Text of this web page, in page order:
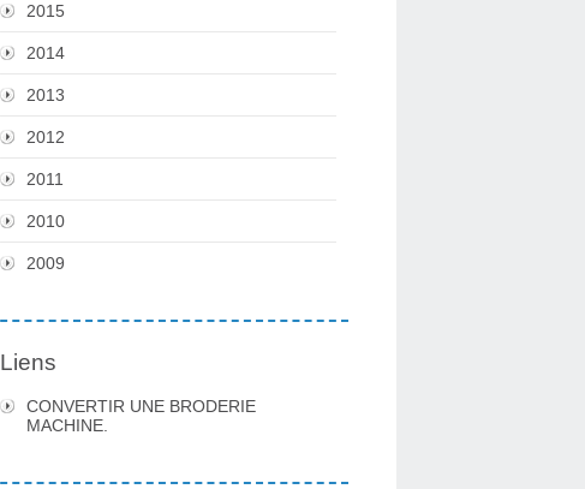
2015
2014
2013
2012
2011
2010
2009
Liens
CONVERTIR UNE BRODERIE
MACHINE.